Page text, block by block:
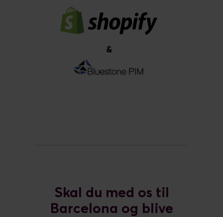
Skal du med os til
Barcelona og blive